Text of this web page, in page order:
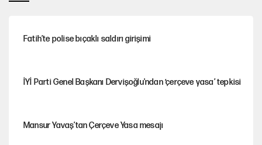
Fatih’te polise bıçaklı saldırı girişimi
İYİ Parti Genel Başkanı Dervişoğlu'ndan ‘çerçeve yasa’ tepkisi
Mansur Yavaş’tan Çerçeve Yasa mesajı